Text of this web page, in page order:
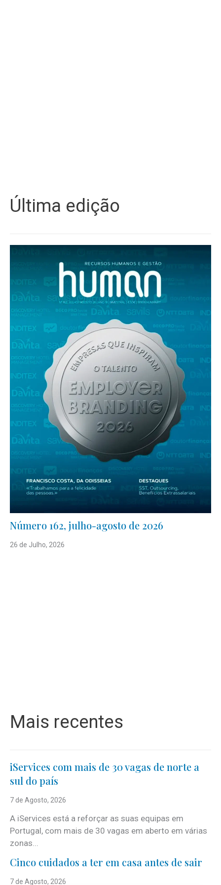
Última edição
Número 162, julho-agosto de 2026
26 de Julho, 2026
Mais recentes
iServices com mais de 30 vagas de norte a
sul do país
7 de Agosto, 2026
A iServices está a reforçar as suas equipas em
Portugal, com mais de 30 vagas em aberto em várias
zonas...
Cinco cuidados a ter em casa antes de sair
7 de Agosto, 2026